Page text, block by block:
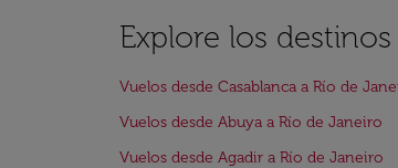
Explore los
Vuelos desde Casablanca a Río de
Vuelos desde Abuya a Río de Janeiro
Vuelos desde Agadir a Río de Janeiro